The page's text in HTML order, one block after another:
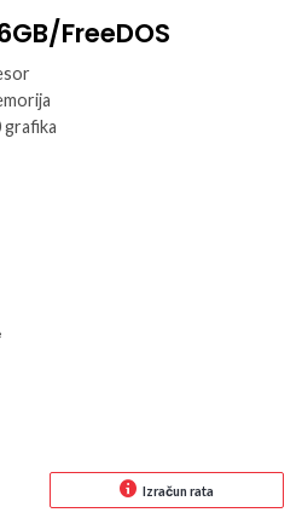
FreeDOS
Izračun rata